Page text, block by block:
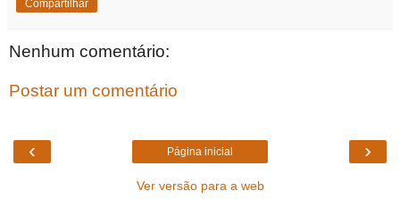
Compartilhar
Nenhum comentário:
Postar um comentário
‹ ›
Página inicial
Ver versão para a web